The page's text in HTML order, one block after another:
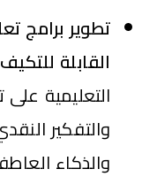
تطوير برامج
القابلة
التعليمية
والتفكير
والذكاء